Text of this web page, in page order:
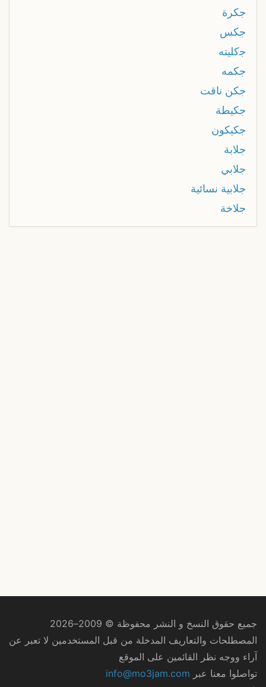
جكرة
جكس
ﺟكليته
جكمه
جكن ناقت
جكيطة
جكيكون
جلابة
جلابي
جلابية نسائية
جلاخة
جميع حقوق النسخ و النشر محفوظة © 2009–2026
المصطلحات والتعاريف المدخلة من قبل المستخدمين لا تعبر عن
آراء ووجه نظر القائمين على الموقع
تواصلوا معنا عبر info@mo3jam.com